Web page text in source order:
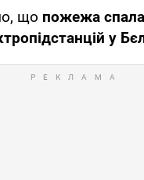
що пожежа
у